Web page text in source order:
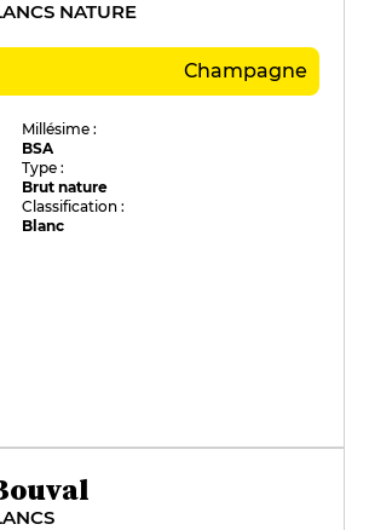
NATURE
Champagne
Millésime :
BSA
Type :
Brut nature
Classification :
Blanc